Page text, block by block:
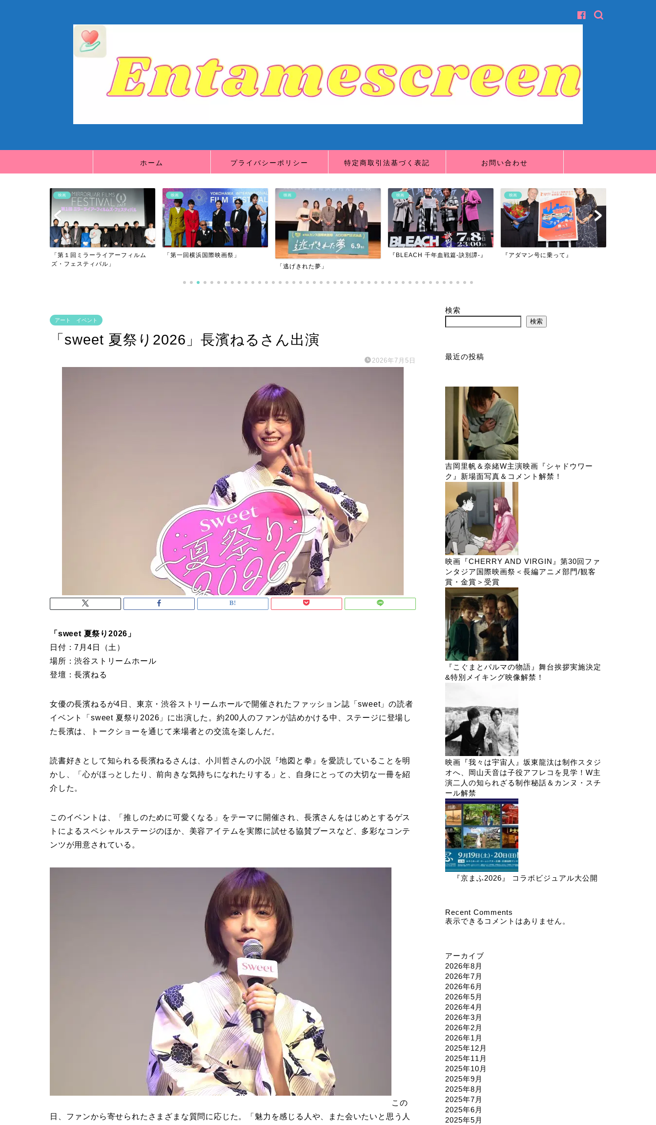
ホーム プライバシーポリシー 特定商取引法基づく表記 お問い合わせ
映画
「第一回横浜国際映画祭」
映画 映画
『BLEACH 千年血戦篇-訣別譚-』
映画
『アダマン号に乗って』
映画
『バイオハザード：デスアイラン
アート イベント
「sweet 夏祭り2026」長濱ねるさん出演
2026年7月5日
「sweet 夏祭り2026」
日付：7月4日（土）
場所：渋谷ストリームホール
登壇：長濱ねる
女優の長濱ねるが4日、東京・渋谷ストリームホールで開催されたファッション誌「sweet」の読者
イベント「sweet 夏祭り2026」に出演した。約200人のファンが詰めかける中、ステージに登場し
た長濱は、トークショーを通じて来場者との交流を楽しんだ。
読書好きとして知られる長濱ねるさんは、小川哲さんの小説『地図と拳』を愛読していることを明
かし、「心がほっとしたり、前向きな気持ちになれたりする」と、自身にとっての大切な一冊を紹
介した。
このイベントは、「推しのために可愛くなる」をテーマに開催され、長濱さんをはじめとするゲス
トによるスペシャルステージのほか、美容アイテムを実際に試せる協賛ブースなど、多彩なコンテ
ンツが用意されている。
この
日、ファンから寄せられたさまざまな質問に応じた。「魅力を感じる人や、また会いたいと思う人
検索
検索
最近の投稿
吉岡里帆＆奈緒W主演映画『シャドウワー
ク』新場面写真＆コメント解禁！
映画『CHERRY AND VIRGIN』第30回ファ
ンタジア国際映画祭＜長編アニメ部門/観客
賞・金賞＞受賞
『こぐまとパルマの物語』舞台挨拶実施決定
&特別メイキング映像解禁！
映画『我々は宇宙人』坂東龍汰は制作スタジ
オへ、岡山天音は子役アフレコを見学！W主
演二人の知られざる制作秘話＆カンヌ・スチ
ール解禁
『京まふ2026』 コラボビジュアル大公開
Recent Comments
表示できるコメントはありません。
アーカイブ
2026年8月
2026年7月
2026年6月
2026年5月
2026年4月
2026年3月
2026年2月
2026年1月
2025年12月
2025年11月
2025年10月
2025年9月
2025年8月
2025年7月
2025年6月
2025年5月